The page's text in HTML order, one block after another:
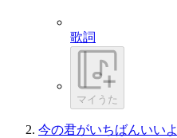
歌詞
マイうた
今の君がいちばんいいよ